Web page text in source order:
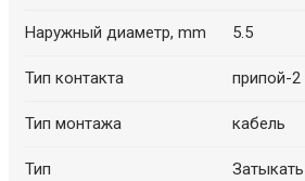
Наружный диаметр, mm 5.5
Тип контакта припой-2
Тип монтажа кабель
Тип Затыкать